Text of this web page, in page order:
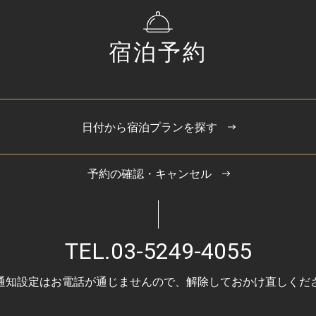
宿泊予約
日付から宿泊プランを探す
予約の確認・キャンセル
TEL.03-5249-4055
設定はお電話が通じませんので、 解除しておかけ直しくだ